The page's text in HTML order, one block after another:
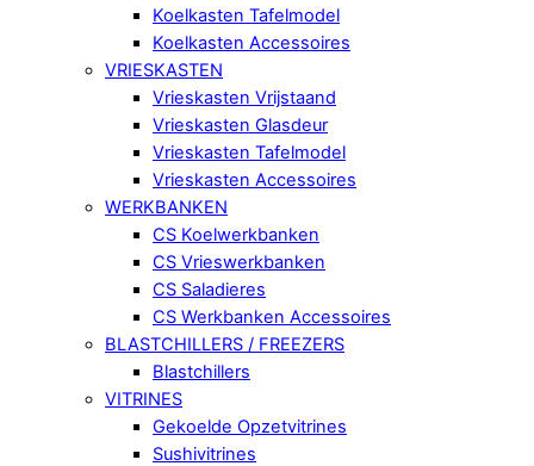
Koelkasten Tafelmodel
Koelkasten Accessoires
VRIESKASTEN
Vrieskasten Vrijstaand
Vrieskasten Glasdeur
Vrieskasten Tafelmodel
Vrieskasten Accessoires
WERKBANKEN
CS Koelwerkbanken
CS Vrieswerkbanken
CS Saladieres
CS Werkbanken Accessoires
BLASTCHILLERS / FREEZERS
Blastchillers
VITRINES
Gekoelde Opzetvitrines
Sushivitrines